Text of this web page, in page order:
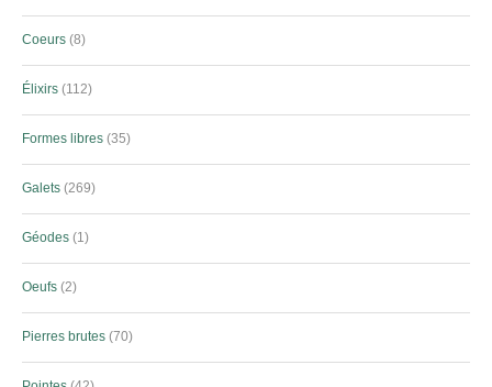
Coeurs 8
Élixirs 112
Formes libres 35
Galets 269
Géodes 1
Oeufs 2
Pierres brutes 70